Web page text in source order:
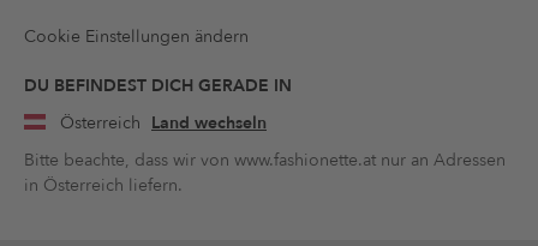
Cookie Einstellungen ändern
DU BEFINDEST DICH GERADE IN
Österreich Land wechseln
Bitte beachte, dass wir von www.fashionette.at nur an Adressen
in Österreich liefern.